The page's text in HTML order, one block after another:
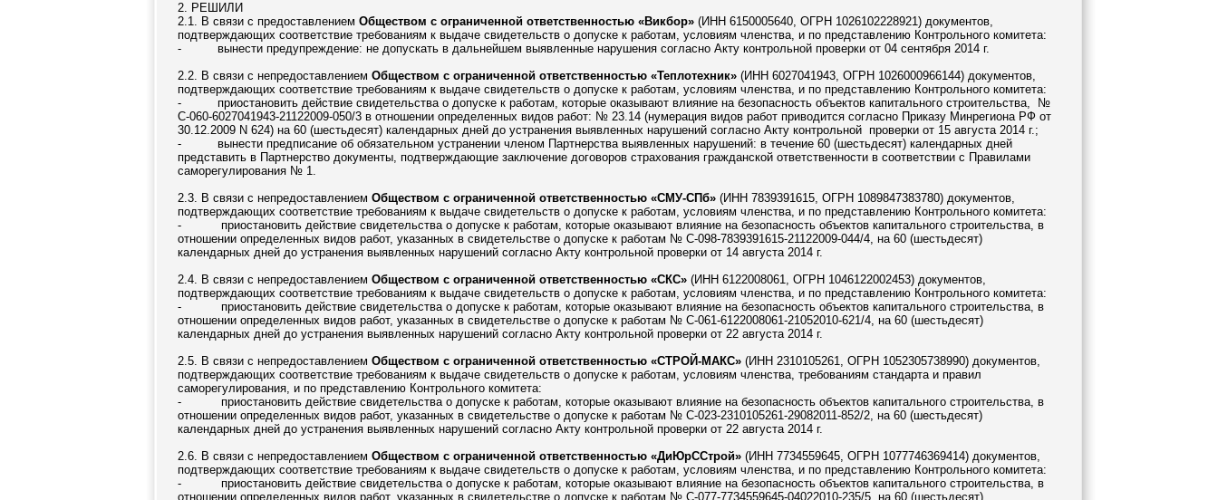
2. РЕШИЛИ
2.1. В связи с предоставлением Обществом с ограниченной ответственностью «Викбор» (ИНН 6150005640, ОГРН 1026102228921) документов,
подтверждающих соответствие требованиям к выдаче свидетельств о допуске к работам, условиям членства, и по представлению Контрольного комитета:
-
вынести предупреждение: не допускать в дальнейшем выявленные нарушения согласно Акту контрольной проверки от 04 сентября 2014 г.
2.2. В связи с непредоставлением Обществом с ограниченной ответственностью «Теплотехник» (ИНН 6027041943, ОГРН 1026000966144) документов,
подтверждающих соответствие требованиям к выдаче свидетельств о допуске к работам, условиям членства, и по представлению Контрольного комитета:
-
приостановить действие свидетельства о допуске к работам, которые оказывают влияние на безопасность объектов капитального строительства, №
С-060-6027041943-21122009-050/3 в отношении определенных видов работ: № 23.14 (нумерация видов работ приводится согласно Приказу Минрегиона РФ от
30.12.2009 N 624) на 60 (шестьдесят) календарных дней до устранения выявленных нарушений согласно Акту контрольной проверки от 15 августа 2014 г.;
-
вынести предписание об обязательном устранении членом Партнерства выявленных нарушений: в течение 60 (шестьдесят) календарных дней
представить в Партнерство документы, подтверждающие заключение договоров страхования гражданской ответственности в соответствии с Правилами
саморегулирования № 1.
2.3. В связи с непредоставлением Обществом с ограниченной ответственностью «СМУ-СПб» (ИНН 7839391615, ОГРН 1089847383780) документов,
подтверждающих соответствие требованиям к выдаче свидетельств о допуске к работам, условиям членства, и по представлению Контрольного комитета:
-
приостановить действие свидетельства о допуске к работам, которые оказывают влияние на безопасность объектов капитального строительства, в
отношении определенных видов работ, указанных в свидетельстве о допуске к работам № С-098-7839391615-21122009-044/4, на 60 (шестьдесят)
календарных дней до устранения выявленных нарушений согласно Акту контрольной проверки от 14 августа 2014 г.
2.4. В связи с непредоставлением Обществом с ограниченной ответственностью «СКС» (ИНН 6122008061, ОГРН 1046122002453) документов,
подтверждающих соответствие требованиям к выдаче свидетельств о допуске к работам, условиям членства, и по представлению Контрольного комитета:
-
приостановить действие свидетельства о допуске к работам, которые оказывают влияние на безопасность объектов капитального строительства, в
отношении определенных видов работ, указанных в свидетельстве о допуске к работам № С-061-6122008061-21052010-621/4, на 60 (шестьдесят)
календарных дней до устранения выявленных нарушений согласно Акту контрольной проверки от 22 августа 2014 г.
2.5. В связи с непредоставлением Обществом с ограниченной ответственностью «СТРОЙ-МАКС» (ИНН 2310105261, ОГРН 1052305738990) документов,
подтверждающих соответствие требованиям к выдаче свидетельств о допуске к работам, условиям членства, требованиям стандарта и правил
саморегулирования, и по представлению Контрольного комитета:
-
приостановить действие свидетельства о допуске к работам, которые оказывают влияние на безопасность объектов капитального строительства, в
отношении определенных видов работ, указанных в свидетельстве о допуске к работам № С-023-2310105261-29082011-852/2, на 60 (шестьдесят)
календарных дней до устранения выявленных нарушений согласно Акту контрольной проверки от 22 августа 2014 г.
2.6. В связи с непредоставлением Обществом с ограниченной ответственностью «ДиЮрССтрой» (ИНН 7734559645, ОГРН 1077746369414) документов,
подтверждающих соответствие требованиям к выдаче свидетельств о допуске к работам, условиям членства, и по представлению Контрольного комитета:
-
приостановить действие свидетельства о допуске к работам, которые оказывают влияние на безопасность объектов капитального строительства, в
отношении определенных видов работ, указанных в свидетельстве о допуске к работам № С-077-7734559645-04022010-235/5, на 60 (шестьдесят)